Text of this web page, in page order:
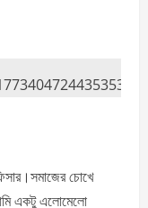
চোখে
একটু এলোমেলো